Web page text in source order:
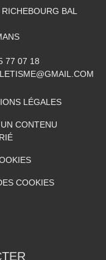
BAL
77 07 18
LÉGALES
CONTENU
COOKIES